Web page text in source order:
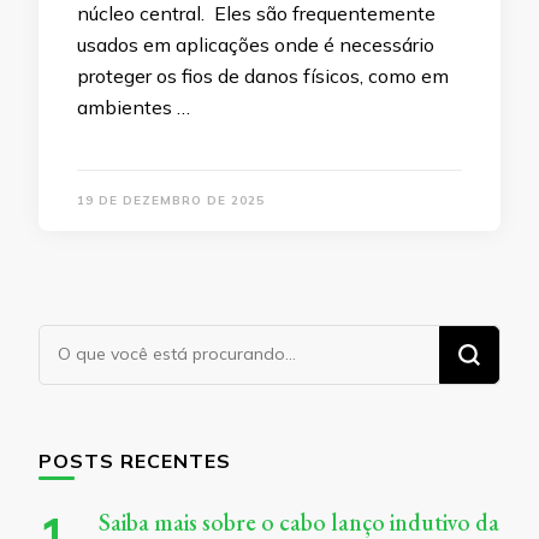
núcleo central. Eles são frequentemente
usados em aplicações onde é necessário
proteger os fios de danos físicos, como em
ambientes …
19 DE DEZEMBRO DE 2025
Procurando
algo?
POSTS RECENTES
Saiba mais sobre o cabo lanço indutivo da